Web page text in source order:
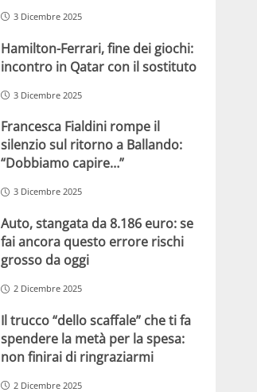
3 Dicembre 2025
Hamilton-Ferrari, fine dei giochi:
incontro in Qatar con il sostituto
3 Dicembre 2025
Francesca Fialdini rompe il
silenzio sul ritorno a Ballando:
“Dobbiamo capire…”
3 Dicembre 2025
Auto, stangata da 8.186 euro: se
fai ancora questo errore rischi
grosso da oggi
2 Dicembre 2025
Il trucco “dello scaffale” che ti fa
spendere la metà per la spesa:
non finirai di ringraziarmi
2 Dicembre 2025